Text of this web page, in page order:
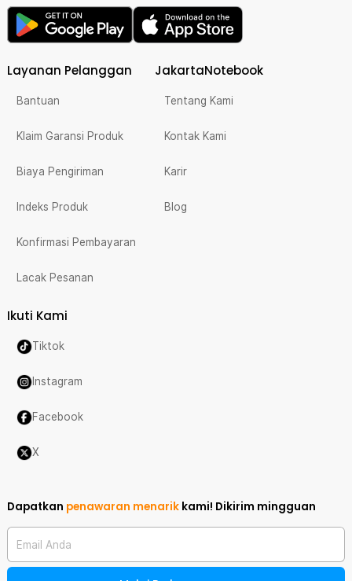
Layanan Pelanggan
Bantuan
Klaim Garansi Produk
Biaya Pengiriman
Indeks Produk
Konfirmasi Pembayaran
Lacak Pesanan
JakartaNotebook
Tentang Kami
Kontak Kami
Karir
Blog
Ikuti Kami
Tiktok
Instagram
Facebook
X
Dapatkan penawaran menarik kami! Dikirim mingguan
Email Anda